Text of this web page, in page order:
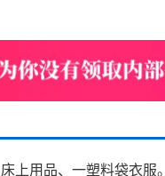
上用品、一塑料袋衣服